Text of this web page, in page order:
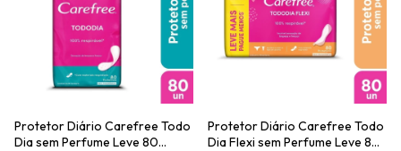
Protetor Diário Carefree Todo
Dia sem Perfume Leve 80
Protetor Diário Carefree Todo
Dia Flexi sem Perfume Leve 80